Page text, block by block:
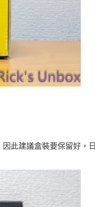
此建議盒裝要保留好，日